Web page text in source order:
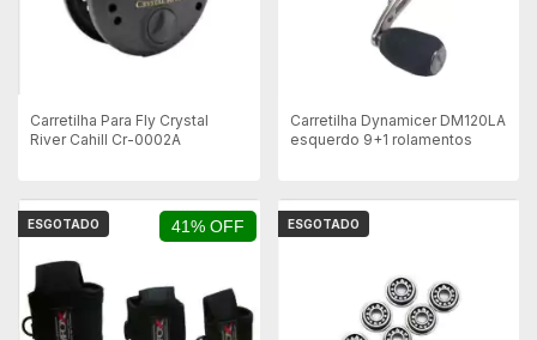
Carretilha Para Fly Crystal
River Cahill Cr-0002A
Carretilha Dynamicer DM120LA
esquerdo 9+1 rolamentos
41% OFF
ESGOTADO ESGOTADO